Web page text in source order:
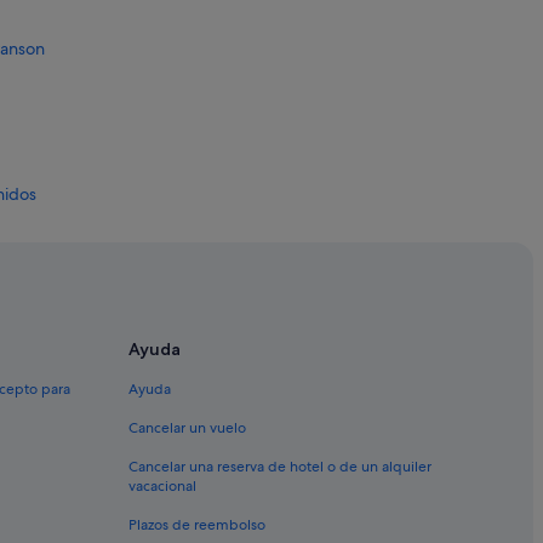
Unidos
para
Ayuda
Ayuda
Cancelar un vuelo
Cancelar una reserva de hotel o de un alquiler
vacacional
Plazos de reembolso